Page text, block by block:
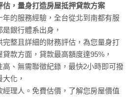
估，量身打造房屋抵押貸款方案
年的服務經驗，全台從北到南都有服
銀行體系出身，
完整且詳細的財務評估，為您量身打
款方面，貸款最高額度達95%，
高、無需聯徵紀錄，最快2小時即可撥
化，
理人。免費估價，了解您房屋價值